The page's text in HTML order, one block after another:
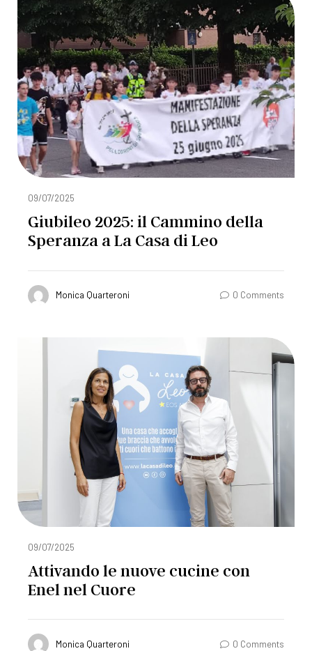
09/07/2025
Giubileo 2025: il Cammino della
Speranza a La Casa di Leo
Monica Quarteroni 0 Comments
09/07/2025
Attivando le nuove cucine con
Enel nel Cuore
Monica Quarteroni 0 Comments